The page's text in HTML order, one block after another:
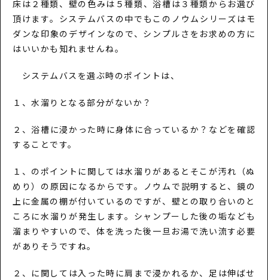
床は２種類、壁の色みは５種類、浴槽は３種類からお選び
頂けます。システムバスの中でもこのノウムシリーズはモ
ダンな印象のデザインなので、シンプルさをお求めの方に
はいいかも知れませんね。
システムバスを選ぶ時のポイントは、
１、水溜りとなる部分がないか？
２、浴槽に浸かった時に身体に合っているか？などを確認
することです。
１、のポイントに関しては水溜りがあるとそこが汚れ（ぬ
めり）の原因になるからです。ノウムで説明すると、鏡の
上に金属の棚が付いているのですが、壁との取り合いのと
ころに水溜りが発生します。シャンプーした後の垢なども
溜まりやすいので、体を洗った後一旦お湯で洗い流す必要
がありそうですね。
２、に関しては入った時に肩まで浸かれるか、足は伸ばせ